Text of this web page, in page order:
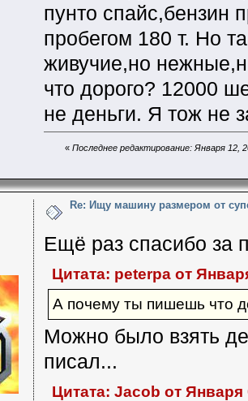
пунто спайс,бензин
пробегом 180 т. Но
живучие,но
что дорого? 12000
не деньги. Я тож не
« Последнее редактирование: Января 12,
Re: Ищу машину размером от
Ещё раз спасибо за
Цитата: peterpa от
А почему ты пишешь что
Можно было взять
писал...
Цитата: Jacob от Января